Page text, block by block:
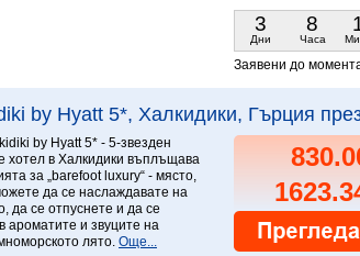
3
Дни
8
Часа
Заявени до
by Hyatt 5*, Халкидики, Гърция
by Hyatt 5* - 5-звезден
хотел в Халкидики въплъщава
за „barefoot luxury“ - място,
да се наслаждавате на
да се отпуснете и да се
ароматите и звуците на
лято. Още...